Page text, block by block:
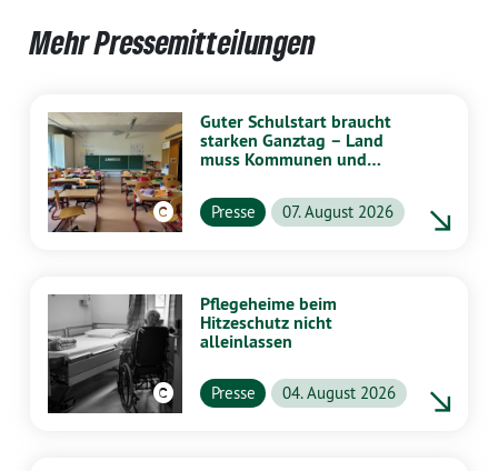
Mehr Pressemitteilungen
Guter Schulstart braucht
starken Ganztag – Land
muss Kommunen und
unterstützen
Presse 07. August 2026
Pflegeheime beim
Hitzeschutz nicht
alleinlassen
Presse 04. August 2026